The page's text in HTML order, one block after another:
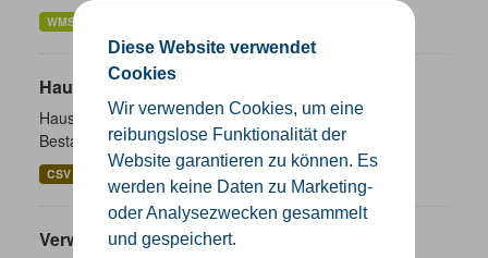
Diese Website verwendet
Cookies
Wir verwenden Cookies, um eine
reibungslose Funktionalität der
Website garantieren zu können. Es
werden keine Daten zu Marketing-
oder Analysezwecken gesammelt
und gespeichert.
WMS
Hausnummernkoordinaten
Hausnummernkoordinaten abgeleitet aus dem ALKIS-
Bestand
CSV SHP
Verwaltungsgrenzen